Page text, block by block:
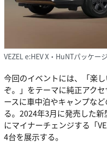
VEZEL e:HEV X・HuNTパッケー
今回のイベントには、「楽
ぞ。」をテーマに純正アク
ースに車中泊やキャンプな
る。2024年3月に発売した
にマイナーチェンジする「
4台を展示する。